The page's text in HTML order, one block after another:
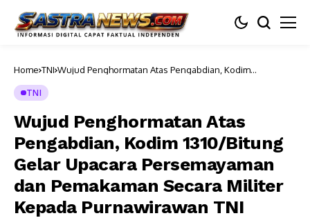
Home TNI Wujud Penghormatan Atas Pengabdian, Kodim
TNI
Wujud Penghormatan Atas
Pengabdian, Kodim 1310/Bitung
Gelar Upacara Persemayaman
dan Pemakaman Secara Militer
Kepada Purnawirawan TNI